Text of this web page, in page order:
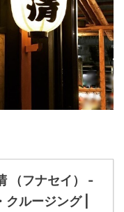
（フナセイ） -
ルージング |